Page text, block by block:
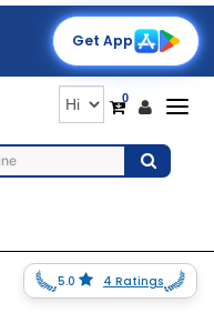
Get App
0
5.0 4 Ratings